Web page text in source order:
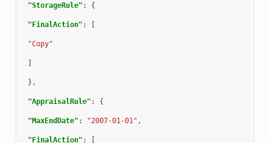
"StorageRule" : {
"FinalAction" : [
"Copy"
]
},
"AppraisalRule" : {
"MaxEndDate" : "2007-01-01" ,
"FinalAction" : [